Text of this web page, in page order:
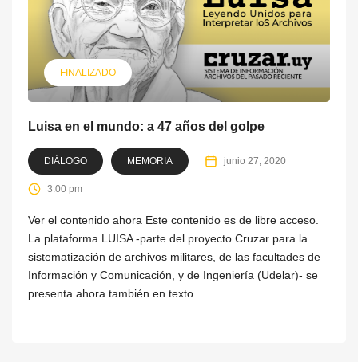
FINALIZADO
Luisa en el mundo: a 47 años del golpe
DIÁLOGO MEMORIA junio 27, 2020
3:00 pm
Ver el contenido ahora Este contenido es de libre acceso.
La plataforma LUISA -parte del proyecto Cruzar para la
sistematización de archivos militares, de las facultades de
Información y Comunicación, y de Ingeniería (Udelar)- se
presenta ahora también en texto...